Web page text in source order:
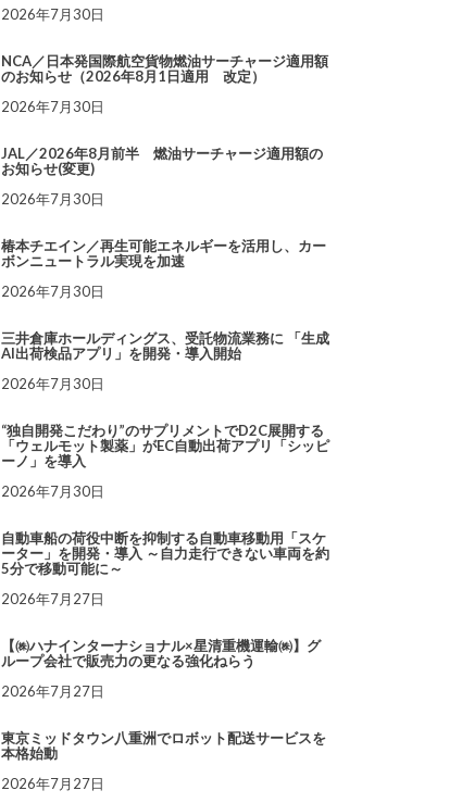
2026年7月30日
NCA／日本発国際航空貨物燃油サーチャージ適用額
のお知らせ（2026年8月1日適用 改定）
2026年7月30日
JAL／2026年8月前半 燃油サーチャージ適用額の
お知らせ(変更)
2026年7月30日
椿本チエイン／再生可能エネルギーを活用し、カー
ボンニュートラル実現を加速
2026年7月30日
三井倉庫ホールディングス、受託物流業務に 「生成
AI出荷検品アプリ」を開発・導入開始
2026年7月30日
“独自開発こだわり”のサプリメントでD2C展開する
「ウェルモット製薬」がEC自動出荷アプリ「シッピ
ーノ」を導入
2026年7月30日
自動車船の荷役中断を抑制する自動車移動用「スケ
ーター」を開発・導入 ～自力走行できない車両を約
5分で移動可能に～
2026年7月27日
【㈱ハナインターナショナル×星清重機運輸㈱】グ
ループ会社で販売力の更なる強化ねらう
2026年7月27日
東京ミッドタウン八重洲でロボット配送サービスを
本格始動
2026年7月27日